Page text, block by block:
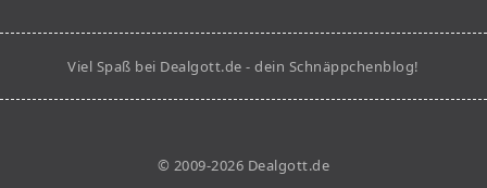
Viel Spaß bei Dealgott.de - dein Schnäppchenblog!
© 2009-2026 Dealgott.de